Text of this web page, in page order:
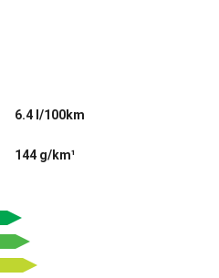
6.4 l/100km
144 g/km¹